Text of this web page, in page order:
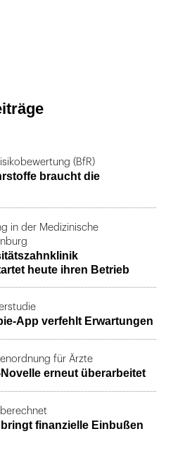
(BfR)
braucht die
in der Medizinische
heute ihren Betrieb
App verfehlt Erwartungen
für Ärzte
erneut überarbeitet
finanzielle Einbußen